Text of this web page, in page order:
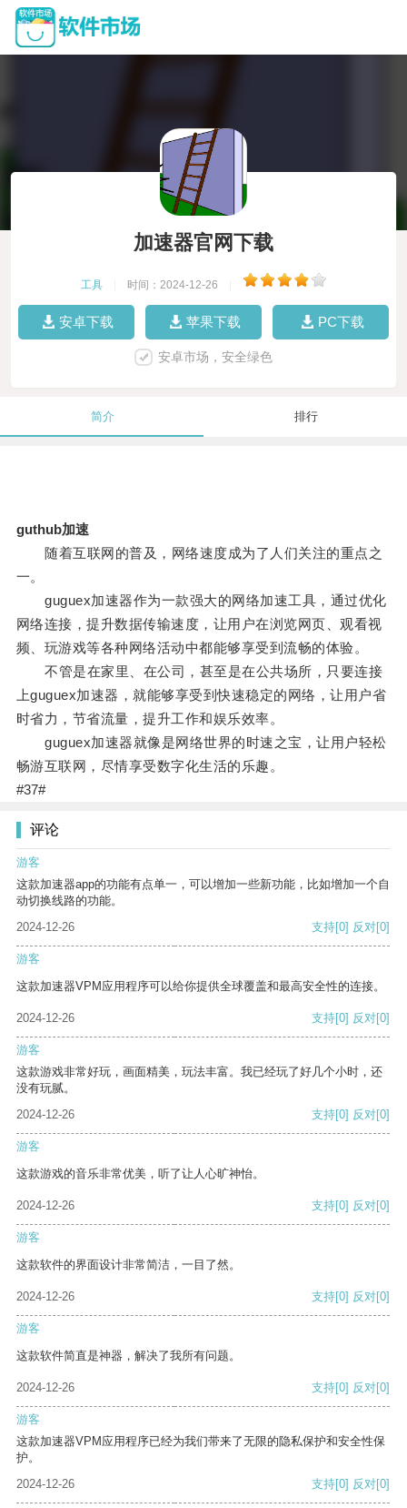
加速器官网下载
工具 时间：2024-12-26
安卓下载 苹果下载 PC下载
安卓市场，安全绿色
简介 排行
guthub加速
随着互联网的普及，网络速度成为了人们关注的重点之
一。
guguex加速器作为一款强大的网络加速工具，通过优化
网络连接，提升数据传输速度，让用户在浏览网页、观看视
频、玩游戏等各种网络活动中都能够享受到流畅的体验。
不管是在家里、在公司，甚至是在公共场所，只要连接
上guguex加速器，就能够享受到快速稳定的网络，让用户省
时省力，节省流量，提升工作和娱乐效率。
guguex加速器就像是网络世界的时速之宝，让用户轻松
畅游互联网，尽情享受数字化生活的乐趣。
#37#
评论
游客
这款加速器app的功能有点单一，可以增加一些新功能，比如增加一个自
动切换线路的功能。
2024-12-26
支持[0] 反对[0]
游客
这款加速器VPM应用程序可以给你提供全球覆盖和最高安全性的连接。
2024-12-26 支持[0] 反对[0]
游客
这款游戏非常好玩，画面精美，玩法丰富。我已经玩了好几个小时，还
没有玩腻。
2024-12-26
支持[0] 反对[0]
游客
这款游戏的音乐非常优美，听了让人心旷神怡。
2024-12-26 支持[0] 反对[0]
游客
这款软件的界面设计非常简洁，一目了然。
2024-12-26 支持[0] 反对[0]
游客
这款软件简直是神器，解决了我所有问题。
2024-12-26 支持[0] 反对[0]
游客
这款加速器VPM应用程序已经为我们带来了无限的隐私保护和安全性保
护。
2024-12-26
支持[0] 反对[0]